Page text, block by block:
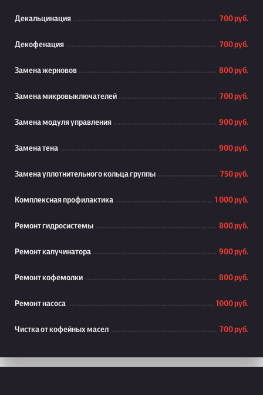
Декальцинация 700 руб.
Декофенация 700 руб.
Замена жерновов 800 руб.
Замена микровыключателей 700 руб.
Замена модуля управления 900 руб.
Замена тена 900 руб.
Замена уплотнительного кольца группы 750 руб.
Комплексная профилактика 1 000 руб.
Ремонт гидросистемы 800 руб.
Ремонт капучинатора 900 руб.
Ремонт кофемолки 800 руб.
Ремонт насоса 1000 руб.
Чистка от кофейных масел 700 руб.